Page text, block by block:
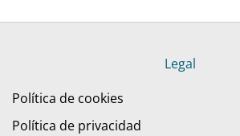
Legal
Política de cookies
Política de privacidad